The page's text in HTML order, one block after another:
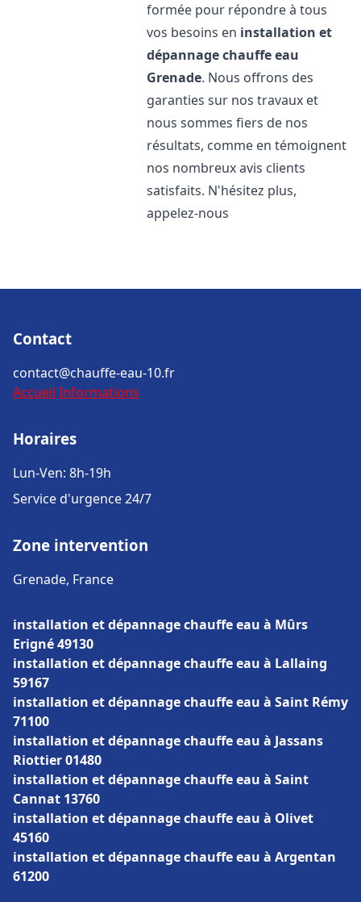
formée pour répondre à tous
vos besoins en installation et
dépannage chauffe eau
Grenade. Nous offrons des
garanties sur nos travaux et
nous sommes fiers de nos
résultats, comme en témoignent
nos nombreux avis clients
satisfaits. N'hésitez plus,
appelez-nous
Contact
contact@chauffe-eau-10.fr
Accueil Informations
Horaires
Lun-Ven: 8h-19h
Service d'urgence 24/7
Zone intervention
Grenade, France
installation et dépannage chauffe eau à Mûrs
Erigné 49130
installation et dépannage chauffe eau à Lallaing
59167
installation et dépannage chauffe eau à Saint Rémy
71100
installation et dépannage chauffe eau à Jassans
Riottier 01480
installation et dépannage chauffe eau à Saint
Cannat 13760
installation et dépannage chauffe eau à Olivet
45160
installation et dépannage chauffe eau à Argentan
61200